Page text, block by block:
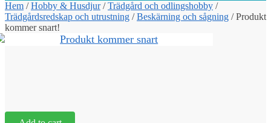
Hem /Hobby & Husdjur/Trädgård och odlingshobby /
Trädgårdsredskap och utrustning /Beskärning och sågning /Produkt
kommer snart!